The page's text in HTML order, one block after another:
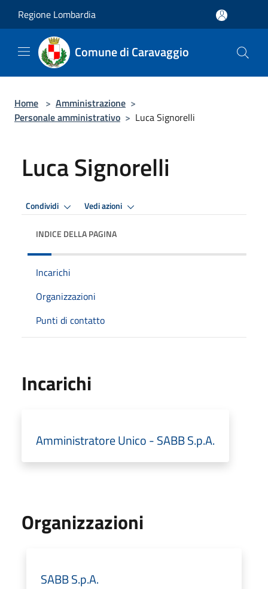
Regione Lombardia
Comune di Caravaggio
Home > Amministrazione >
Personale amministrativo > Luca Signorelli
Luca Signorelli
Condividi Vedi azioni
INDICE DELLA PAGINA
Incarichi
Organizzazioni
Punti di contatto
Incarichi
Amministratore Unico - SABB S.p.A.
Organizzazioni
SABB S.p.A.